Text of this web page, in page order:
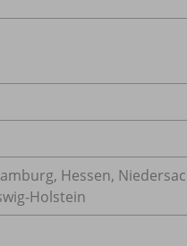
Hessen,
Holstein